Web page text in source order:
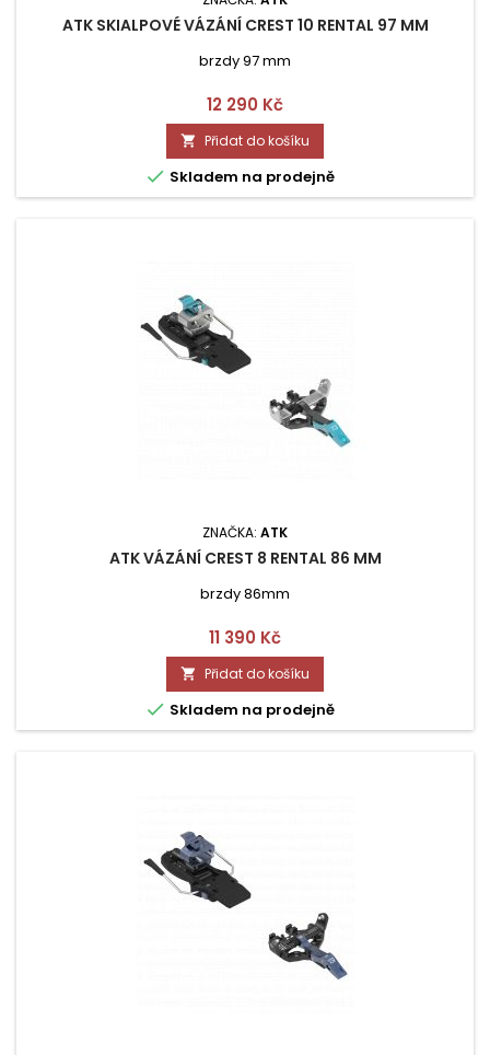
ATK SKIALPOVÉ VÁZÁNÍ CREST 10 RENTAL 97 MM
brzdy 97 mm
Cena
12 290 Kč
 Přidat do košíku
 Skladem na prodejně
ZNAČKA: ATK
ATK VÁZÁNÍ CREST 8 RENTAL 86 MM
brzdy 86mm
Cena
11 390 Kč
 Přidat do košíku
 Skladem na prodejně